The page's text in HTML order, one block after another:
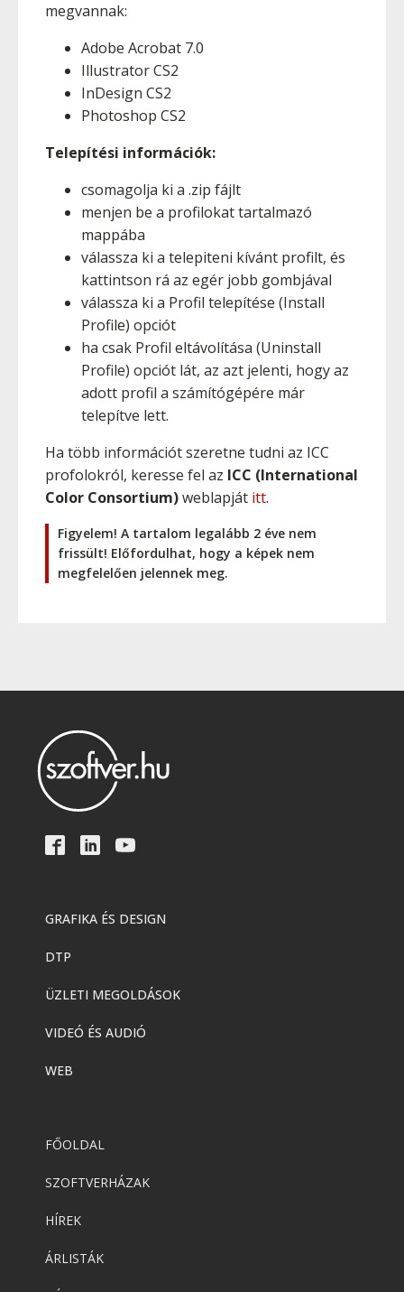
megvannak:
Adobe Acrobat 7.0
Illustrator CS2
InDesign CS2
Photoshop CS2
Telepítési információk:
csomagolja ki a .zip fájlt
menjen be a profilokat tartalmazó
mappába
válassza ki a telepiteni kívánt profilt, és
kattintson rá az egér jobb gombjával
válassza ki a Profil telepítése (Install
Profile) opciót
ha csak Profil eltávolítása (Uninstall
Profile) opciót lát, az azt jelenti, hogy az
adott profil a számítógépére már
telepítve lett.
Ha több információt szeretne tudni az ICC
profolokról, keresse fel az ICC (International
Color Consortium)weblapját itt.
Figyelem! A tartalom legalább 2 éve nem
frissült! Előfordulhat, hogy a képek nem
megfelelően jelennek meg.
GRAFIKA ÉS DESIGN
DTP
ÜZLETI MEGOLDÁSOK
VIDEÓ ÉS AUDIÓ
WEB
FŐOLDAL
SZOFTVERHÁZAK
HÍREK
ÁRLISTÁK